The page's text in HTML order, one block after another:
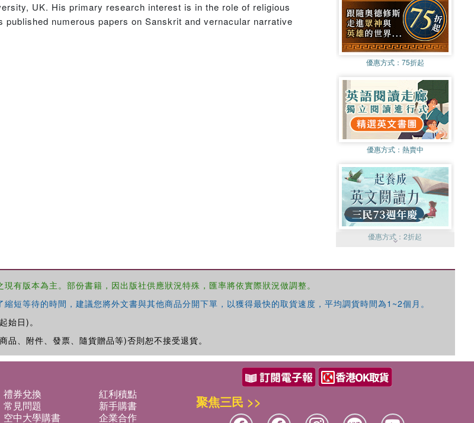
UK. His primary research interest is in the role of religious
numerous papers on Sanskrit and vernacular narrative
優惠方式： 75折起
優惠方式： 熱賣中
優惠方式：2折起
有版本為主。部份書籍，因出版社供應狀況特殊，匯率將依實際狀況做調整。
短等待的時間，建議您將外文書與其他商品分開下單，以獲得最快的取貨速度，平均調貨時間為1~2個月。
始日)。
、附件、發票、隨貨贈品等)否則恕不接受退貨。
禮券兌換
紅利積點
常見問題
新手購書
空中大學購書
企業合作
聚焦三民 >>